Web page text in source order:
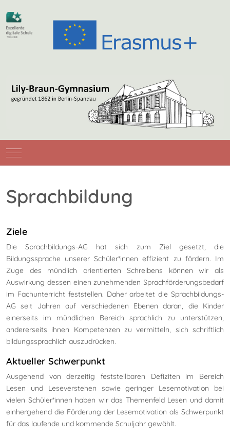
Mobile Menu Toggle
Sprachbildung
Ziele
Die Sprachbildungs-AG hat sich zum Ziel gesetzt, die
Bildungssprache unserer Schüler*innen effizient zu fördern. Im
Zuge des mündlich orientierten Schreibens können wir als
Auswirkung dessen einen zunehmenden Sprachförderungsbedarf
im Fachunterricht feststellen. Daher arbeitet die Sprachbildungs-
AG seit Jahren auf verschiedenen Ebenen daran, die Kinder
einerseits im mündlichen Bereich sprachlich zu unterstützen,
andererseits ihnen Kompetenzen zu vermitteln, sich schriftlich
bildungssprachlich auszudrücken.
Aktueller Schwerpunkt
Ausgehend von derzeitig feststellbaren Defiziten im Bereich
Lesen und Leseverstehen sowie geringer Lesemotivation bei
vielen Schüler*innen haben wir das Themenfeld Lesen und damit
einhergehend die Förderung der Lesemotivation als Schwerpunkt
für das laufende und kommende Schuljahr gewählt.